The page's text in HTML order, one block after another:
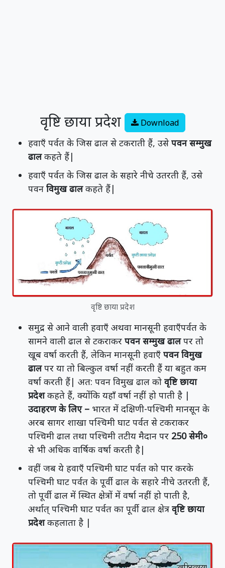
वृष्टि छाया प्रदेश Download
हवाएँ पर्वत के जिस ढाल से टकराती हैं, उसेपवन सम्मुख
ढालकहते हैं|
हवाएँ पर्वत के जिस ढाल के सहारे नीचे उतरती हैं, उसे
पवन विमुख ढालकहते हैं|
वृष्टि छाया प्रदेश
समुद्र से आने वाली हवाएँ अथवा मानसूनी हवाएँपर्वत के
सामने वाली ढाल से टकराकर पवन सम्मुख ढालपर तो
खूब वर्षा करती हैं, लेकिन मानसूनी हवाएँ पवन विमुख
ढालपर या तो बिल्कुल वर्षा नहीं करती हैं या बहुत कम
वर्षा करती हैं| अत: पवन विमुख ढाल को वृष्टि छाया
प्रदेशकहते हैं, क्योंकि यहाँ वर्षा नहीं हो पाती है |
उदाहरण के लिए – भारत में दक्षिणी-पश्चिमी मानसून के
अरब सागर शाखा पश्चिमी घाट पर्वत से टकराकर
पश्चिमी ढाल तथा पश्चिमी तटीय मैदान पर 250 सेमी०
से भी अधिक वार्षिक वर्षा करती है|
वहीं जब ये हवाएँ पश्चिमी घाट पर्वत को पार करके
पश्चिमी घाट पर्वत के पूर्वी ढाल के सहारे नीचे उतरती हैं,
तो पूर्वी ढाल में स्थित क्षेत्रों में वर्षा नहीं हो पाती है,
अर्थात् पश्चिमी घाट पर्वत का पूर्वी ढाल क्षेत्रवृष्टि छाया
प्रदेशकहलाता है |